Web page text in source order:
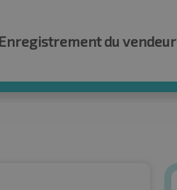
du vendeur